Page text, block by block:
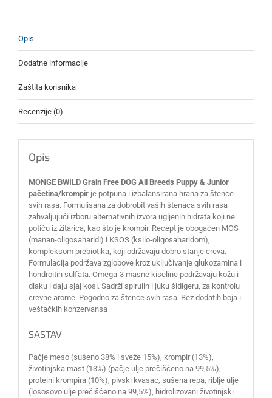
Opis
Dodatne informacije
Zaštita korisnika
Recenzije (0)
Opis
MONGE BWILD Grain Free DOG All Breeds Puppy & Junior
pačetina/krompirje potpuna i izbalansirana hrana za štence
svih rasa. Formulisana za dobrobit vaših štenaca svih rasa
zahvaljujući izboru alternativnih izvora ugljenih hidrata koji ne
potiču iz žitarica, kao što je krompir. Recept je obogaćen MOS
(manan-oligosaharidi) i KSOS (ksilo-oligosaharidom),
kompleksom prebiotika, koji održavaju dobro stanje creva.
Formulacija podržava zglobove kroz uključivanje glukozamina i
hondroitin sulfata. Omega-3 masne kiseline podržavaju kožu i
dlaku i daju sjaj kosi. Sadrži spirulin i juku šidigeru, za kontrolu
crevne arome. Pogodno za štence svih rasa. Bez dodatih boja i
veštačkih konzervansa
SASTAV
Pačje meso (sušeno 38% i sveže 15%), krompir (13%),
životinjska mast (13%) (pačje ulje prečišćeno na 99,5%),
proteini krompira (10%), pivski kvasac, sušena repa, riblje ulje
(lososovo ulje prečišćeno na 99,5%), hidrolizovani životinjski